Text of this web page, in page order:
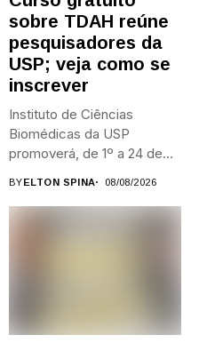
sobre TDAH reúne
pesquisadores da
USP; veja como se
inscrever
Instituto de Ciências
Biomédicas da USP
promoverá, de 1º a 24 de...
BYELTON SPINA 08/08/2026